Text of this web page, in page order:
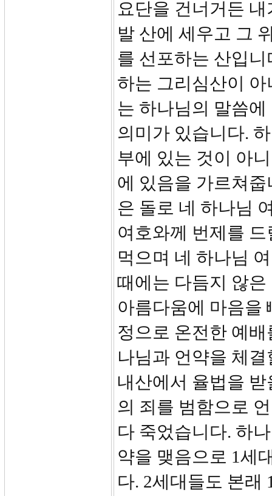
요단을 건너거든
발 산에 세우고 그
를 선포하는 산입
하는 그리심산이
는 하나님의 말씀
의미가 있습니다.
부에 있는 것이 아
에 있음을 가르쳐
은 돌로 네 하나님
여호와께 번제를
먹으며 네 하나님
때에는 다듬지 않
아름다움에 마음을
정으로 온전한 예
나님과 언약을 체
내산에서 율법을
의 죄를 범함으로
다 죽었습니다. 하
약을 맺음으로 1세
다. 2세대들도 본래